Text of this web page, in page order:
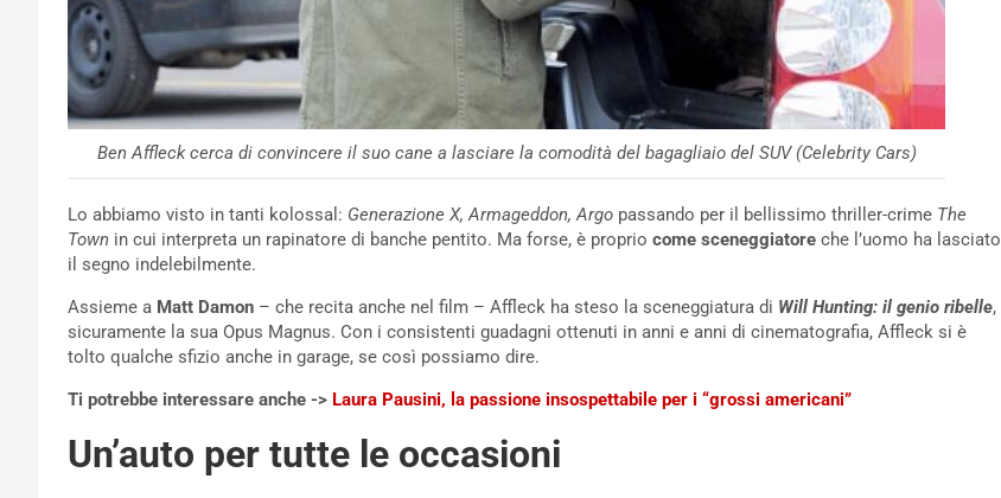
Ben Affleck cerca di convincere il suo cane a lasciare la comodità del bagagliaio del SUV (Celebrity Cars)
Lo abbiamo visto in tanti kolossal: Generazione X, Armageddon, Argo passando per il bellissimo thriller-crime The
Town in cui interpreta un rapinatore di banche pentito. Ma forse, è proprio come sceneggiatore che l’uomo ha lasciato
il segno indelebilmente.
Assieme a Matt Damon – che recita anche nel film – Affleck ha steso la sceneggiatura di Will Hunting: il genio ribelle,
sicuramente la sua Opus Magnus. Con i consistenti guadagni ottenuti in anni e anni di cinematografia, Affleck si è
tolto qualche sfizio anche in garage, se così possiamo dire.
Ti potrebbe interessare anche -> Laura Pausini, la passione insospettabile per i “grossi americani”
Un’auto per tutte le occasioni